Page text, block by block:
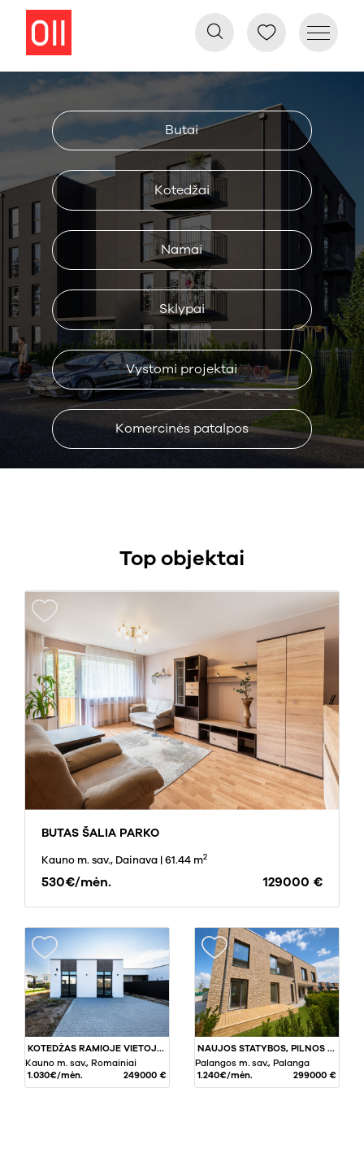
Butai
Kotedžai
Namai
Sklypai
Vystomi projektai
Komercinės patalpos
Top objektai
BUTAS ŠALIA PARKO
Kauno m. sav., Dainava | 61.44 m2
530€/mėn. 129000 €
KOTEDŽAS RAMIOJE VIETOJE, NETOLI DRAUSTINIO
Kauno m. sav., Romainiai
1.030€/mėn.
249000 €
NAUJOS STATYBOS, PILNOS APDAILOS, 3 KAMBARIŲ BUTAS SU BALKONU PALANGOJE, VĖŽIŲ GATVĖJE
Palangos m. sav., Palanga
1.240€/mėn.
299000 €